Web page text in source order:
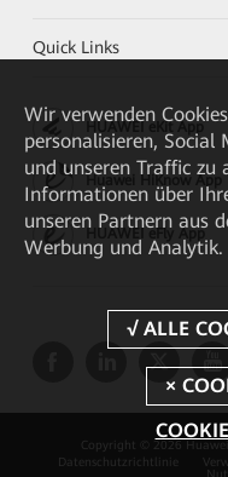
Quick Links
HUAWEI eKit App
Huawei HiKnow App
HUAWEI eFly App
Copyright © 2026 Huawei
Datenschutzrichtlinie
Wir verwenden
personalisieren, Social
und unseren Traffic zu
Informationen über
unseren Partnern aus
Werbung und Analytik.